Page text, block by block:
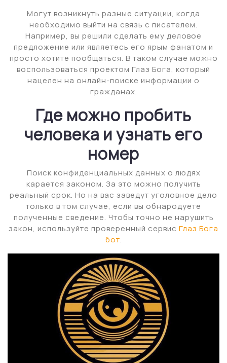
Могут возникнуть разные ситуации, когда
необходимо выйти на связь с писателем.
Например, вы решили сделать ему деловое
предложение или являетесь его ярым фанатом и
просто хотите пообщаться. В таком случае можно
воспользоваться проектом Глаз Бога, который
нацелен на онлайн-поиске информации о
гражданах.
Где можно пробить
человека и узнать его
номер
Поиск конфиденциальных данных о людях
карается законом. За это можно получить
реальный срок. Но на вас заведут уголовное дело
только в том случае, если вы обнародуете
полученные сведение. Чтобы точно не нарушить
закон, используйте проверенный сервис Глаз Бога
бот.